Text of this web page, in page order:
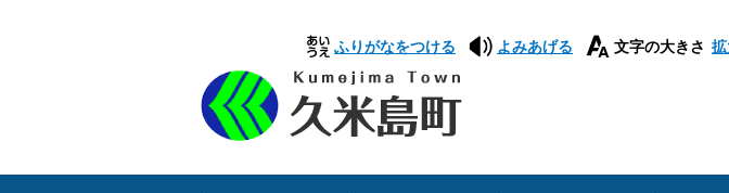
本
文
へ
移
動
ふりがなをつける よみあげる 文字の大きさ